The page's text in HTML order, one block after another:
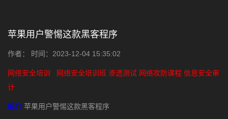
苹果用户警惕这款黑客程序
作者： 时间：2023-12-04 15:35:02
网络安全培训 网络安全培训班 渗透测试 网络攻防课程 信息安全审
计
简介苹果用户警惕这款黑客程序